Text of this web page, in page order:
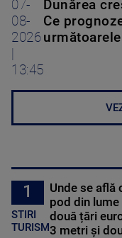
07-
08-
2026
13:45
Dunărea
Ce
1
STIRI
TURISM
Unde se află
pod din
două țări
3 metri și